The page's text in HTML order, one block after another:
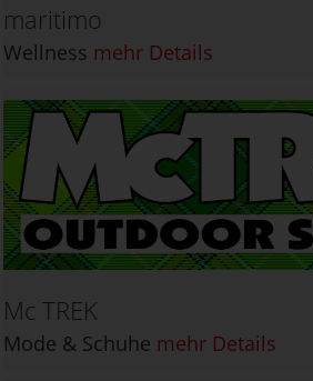
maritimo
Wellness mehr Details
Mc TREK
Mode & Schuhe mehr Details